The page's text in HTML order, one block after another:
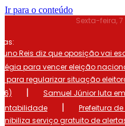
Ir para o conteúdo
Sexta-feira,
Reis diz que oposição vai
para vencer eleição
para regularizar situação
|
Samuel Júnior luta
|
Prefeitura
serviço gratuito de